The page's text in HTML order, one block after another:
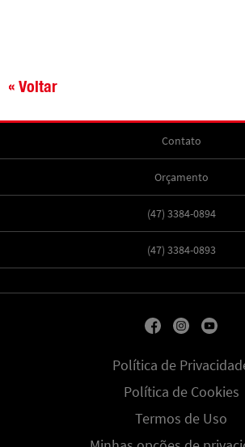
« Voltar
Contato
Orçamento
(47) 3384-0894
(47) 3384-0893
Política de
Política de Cookies
Termos de Uso